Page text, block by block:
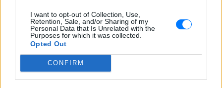
I want to opt-out of Collection, Use,
Retention, Sale, and/or Sharing of my
Personal Data that Is Unrelated with the
Purposes for which it was collected.
Opted Out
CONFIRM
ΔΕΙΤΕ ΕΠΙΣΗΣ